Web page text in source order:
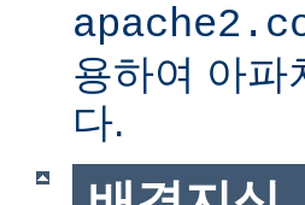
용하여 아파
다.